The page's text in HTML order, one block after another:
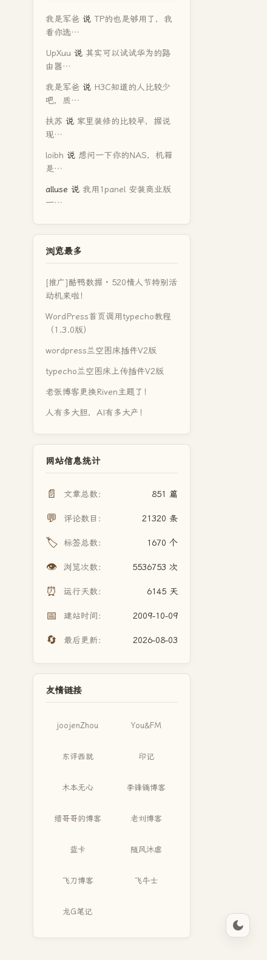
我是军爸 说 TP的也是够用了，我
看你选…
UpXuu 说 其实可以试试华为的路
由器…
我是军爸 说 H3C知道的人比较少
吧，质…
扶苏 说 家里装修的比较早，据说
现…
loibh 说 想问一下你的NAS，机箱
是…
alluse 说 我用1panel 安装商业版
一…
浏览最多
[推广]酷鸭数据 · 520情人节特别活
动机来啦！
WordPress首页调用typecho教程
（1.3.0版）
wordpress兰空图床插件V2版
typecho兰空图床上传插件V2版
老张博客更换Riven主题了！
人有多大胆，AI有多大产！
网站信息统计
📄 文章总数： 851 篇
💬 评论数目： 21320 条
🏷️ 标签总数： 1670 个
👁️ 浏览次数： 5536753 次
⏰ 运行天数： 6145 天
📅 建站时间： 2009-10-09
🔄 最后更新： 2026-08-03
友情链接
joojenZhou You&FM
东评西就 印记
木本无心 李锋镝博客
缙哥哥的博客 老刘博客
蓝卡 随风沐虐
飞刀博客 飞牛士
龙G笔记